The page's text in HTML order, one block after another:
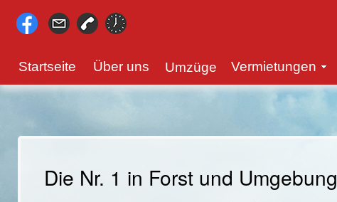
Startseite Über uns Umzüge Vermietungen
Die Nr. 1 in Forst und Umgebung